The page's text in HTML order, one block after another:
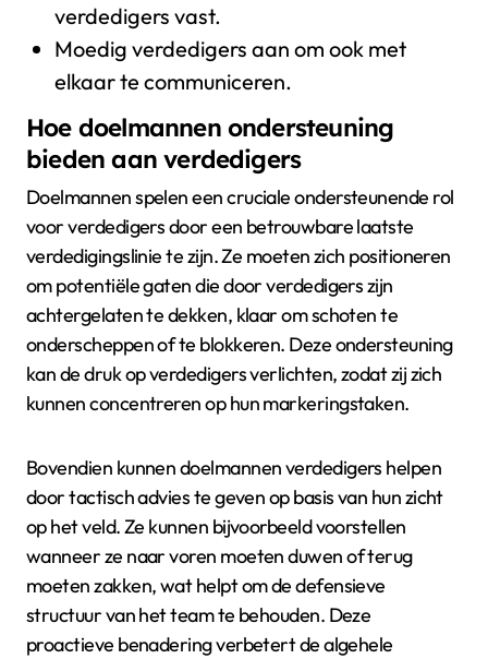
verdedigers vast.
Moedig verdedigers aan om ook met
elkaar te communiceren.
Hoe doelmannen ondersteuning
bieden aan verdedigers
Doelmannen spelen een cruciale ondersteunende rol
voor verdedigers door een betrouwbare laatste
verdedigingslinie te zijn. Ze moeten zich positioneren
om potentiële gaten die door verdedigers zijn
achtergelaten te dekken, klaar om schoten te
onderscheppen of te blokkeren. Deze ondersteuning
kan de druk op verdedigers verlichten, zodat zij zich
kunnen concentreren op hun markeringstaken.
Bovendien kunnen doelmannen verdedigers helpen
door tactisch advies te geven op basis van hun zicht
op het veld. Ze kunnen bijvoorbeeld voorstellen
wanneer ze naar voren moeten duwen of terug
moeten zakken, wat helpt om de defensieve
structuur van het team te behouden. Deze
proactieve benadering verbetert de algehele